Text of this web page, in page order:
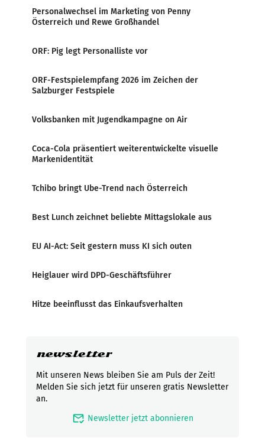
Personalwechsel im Marketing von Penny
Österreich und Rewe Großhandel
ORF: Pig legt Personalliste vor
ORF-Festspielempfang 2026 im Zeichen der
Salzburger Festspiele
Volksbanken mit Jugendkampagne on Air
Coca-Cola präsentiert weiterentwickelte visuelle
Markenidentität
Tchibo bringt Ube-Trend nach Österreich
Best Lunch zeichnet beliebte Mittagslokale aus
EU AI-Act: Seit gestern muss KI sich outen
Heiglauer wird DPD-Geschäftsführer
Hitze beeinflusst das Einkaufsverhalten
newsletter
Mit unseren News bleiben Sie am Puls der Zeit!
Melden Sie sich jetzt für unseren gratis Newsletter
an.
mark_email_read Newsletter jetzt abonnieren